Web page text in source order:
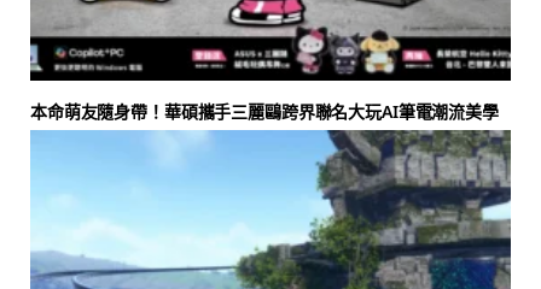
本命萌友隨身帶！華碩攜手三麗鷗跨界聯名大玩AI筆電潮流美學